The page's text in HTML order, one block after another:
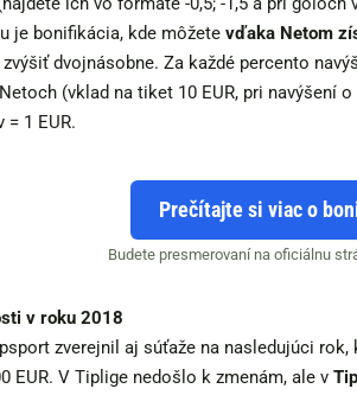
je bonifikácia, kde môžete vďaka Netom
dvojnásobne. Za každé percento
(vklad na tiket 10 EUR, pri navýšení
= 1 EUR.
Prečítajte si viac o
Budete presmerovaní na oficiálnu
v roku 2018
zverejnil aj súťaže na nasledujúci
EUR. V Tiplige nedošlo k zmenám, ale v